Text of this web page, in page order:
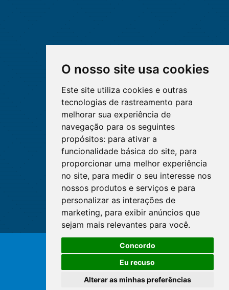
O nosso site usa cookies
Este site utiliza cookies e outras
tecnologias de rastreamento para
melhorar sua experiência de
navegação para os seguintes
propósitos: para ativar a
funcionalidade básica do site, para
proporcionar uma melhor experiência
no site, para medir o seu interesse nos
nossos produtos e serviços e para
personalizar as interações de
marketing, para exibir anúncios que
sejam mais relevantes para você.
Concordo
Eu recuso
Alterar as minhas preferências
© Copyright 2026 - Cofen/CORENs
O WhatsApp é o principal canal
de atendimento do Coren-DF.